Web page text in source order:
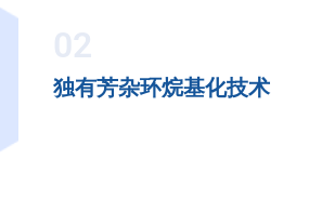
02
独有芳杂环烷基化技术